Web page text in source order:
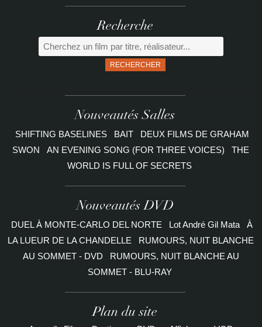
Recherche
RECHERCHER
Nouveautés Salles
SHIFTING BASELINES BAIT
DEUX FILMS DE GRAHAM
SWON
AN EVENING SONG (FOR THREE VOICES)
THE
WORLD IS FULL OF SECRETS
Nouveautés DVD
DUEL À MONTE-CARLO DEL NORTE Lot André Gil Mata
À
LA LUEUR DE LA CHANDELLE
RUMOURS, NUIT BLANCHE
AU SOMMET - DVD
RUMOURS, NUIT BLANCHE AU
SOMMET - BLU-RAY
Plan du site